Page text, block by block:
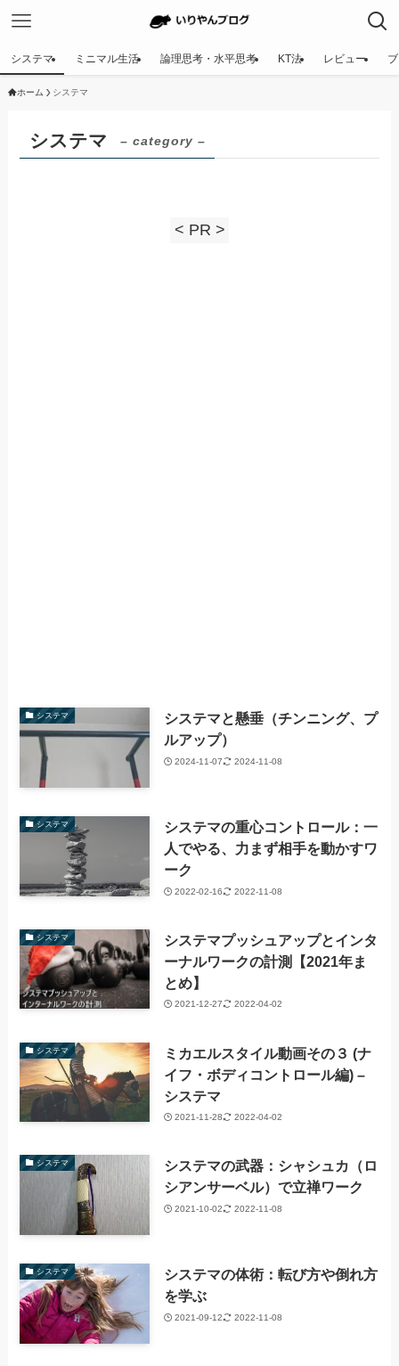
システマ ミニマル生活 論理思考・水平思考 KT法 レビュー
ホーム システマ
システマ – category –
< PR >
システマ
システマと懸垂（チンニング、プ
ルアップ）
2024-11-07 2024-11-08
システマ
システマの重心コントロール：一
人でやる、力まず相手を動かすワ
ーク
2022-02-16 2022-11-08
システマ
システマプッシュアップとインタ
ーナルワークの計測【2021年ま
とめ】
2021-12-27 2022-04-02
システマ
ミカエルスタイル動画その３ (ナ
イフ・ボディコントロール編) –
システマ
2021-11-28 2022-04-02
システマ
システマの武器：シャシュカ（ロ
シアンサーベル）で立禅ワーク
2021-10-02 2022-11-08
システマ
システマの体術：転び方や倒れ方
を学ぶ
2021-09-12 2022-11-08